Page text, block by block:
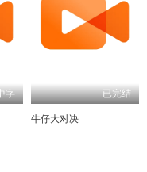
字 已完结
牛仔大对决